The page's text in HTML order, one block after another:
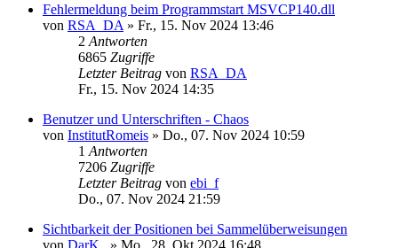
Fehlermeldung beim Programmstart MSVCP140.dll
von RSA_DA » Fr., 15. Nov 2024 13:46
2 Antworten
6865 Zugriffe
Letzter Beitrag von RSA_DA
Fr., 15. Nov 2024 14:35
Benutzer und Unterschriften - Chaos
von InstitutRomeis » Do., 07. Nov 2024 10:59
1 Antworten
7206 Zugriffe
Letzter Beitrag von ebi_f
Do., 07. Nov 2024 21:59
Sichtbarkeit der Positionen bei Sammelüberweisungen
von DarK_ » Mo., 28. Okt 2024 16:48